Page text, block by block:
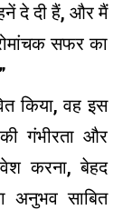
दे दी हैं, और मैं
सफर का
किया, वह इस
गंभीरता और
करना, बेहद
अनुभव साबित